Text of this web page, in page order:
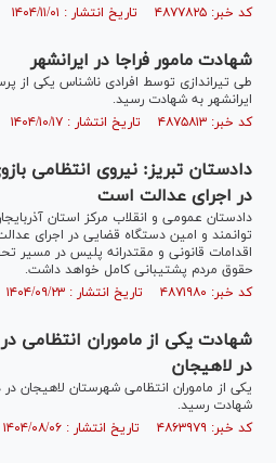
کد خبر: ۴۸۷۷۸۲۵ تاریخ انتشار : ۱۴۰۴/۱۱/۰۱
شهادت مامور فراجا در ایرانشهر
طی تیراندازی توسط افرادی ناشناس یکی از
ایرانشهر به شهادت رسید.
کد خبر: ۴۸۷۵۸۱۳ تاریخ انتشار : ۱۴۰۴/۱۰/۱۷
دادستان تبریز: نیروی انتظامی
در اجرای عدالت است
دادستان عمومی و انقلاب مرکز استان
توانمند و امین دستگاه قضایی در اجرای
اقدامات قانونی و مقتدرانه پلیس در مسیر
حقوق مردم پشتیبانی کامل خواهد داشت.
کد خبر: ۴۸۷۱۹۸۰ تاریخ انتشار : ۱۴۰۴/۰۹/۲۳
شهادت یکی از ماموران انتظامی
در لاهیجان
یکی از ماموران انتظامی شهرستان لاهیجان
شهادت رسید.
کد خبر: ۴۸۶۳۹۷۹ تاریخ انتشار : ۱۴۰۴/۰۸/۰۶